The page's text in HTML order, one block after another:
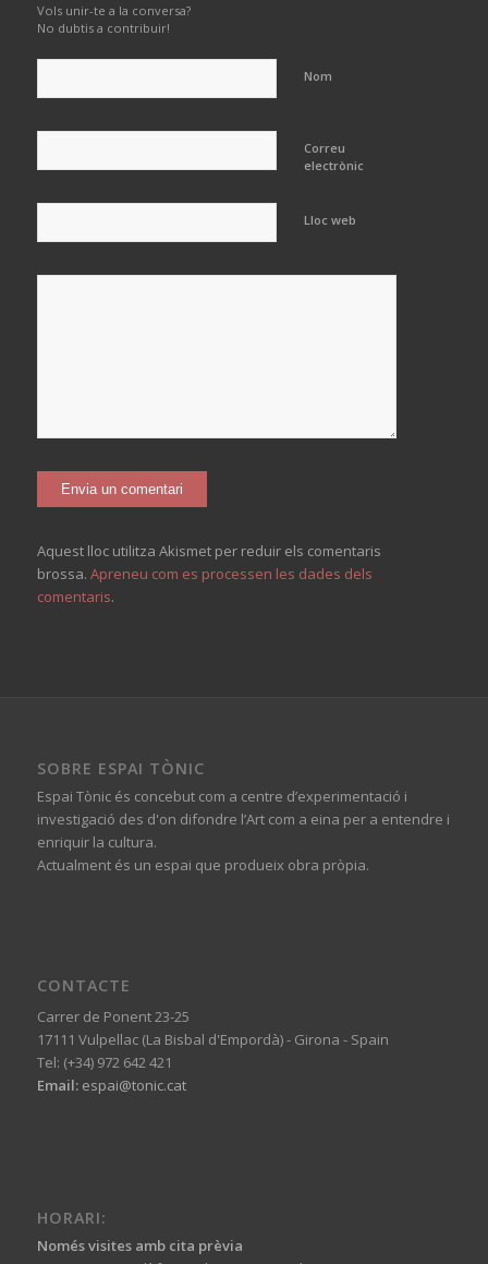
Vols unir-te a la conversa?
No dubtis a contribuir!
Nom
Correu
electrònic
Lloc web
Aquest lloc utilitza Akismet per reduir els comentaris
brossa. Apreneu com es processen les dades dels
comentaris.
SOBRE ESPAI TÒNIC
Espai Tònic és concebut com a centre d’experimentació i
investigació des d'on difondre l’Art com a eina per a entendre i
enriquir la cultura.
Actualment és un espai que produeix obra pròpia.
CONTACTE
Carrer de Ponent 23-25
17111 Vulpellac (La Bisbal d'Empordà) - Girona - Spain
Tel: (+34) 972 642 421
Email:espai@tonic.cat
HORARI:
Només visites amb cita prèvia